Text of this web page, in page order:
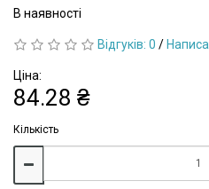
В наявності
Відгуків: 0 /
Ціна:
84.28 ₴
Кількість